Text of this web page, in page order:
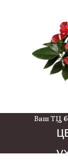
Ваш ТЦ